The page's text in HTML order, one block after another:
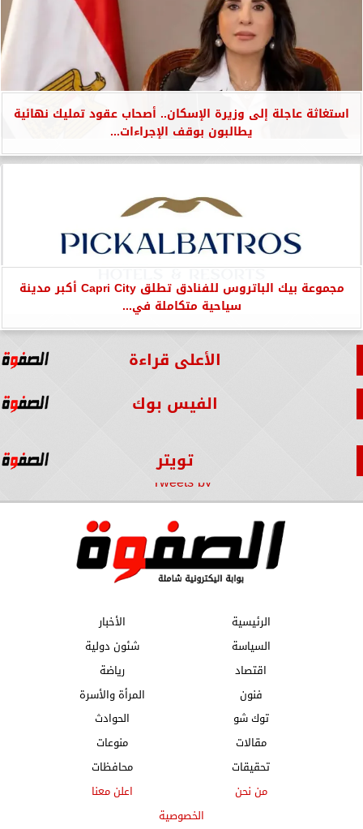
استغاثة عاجلة إلى وزيرة الإسكان.. أصحاب عقود تمليك نهائية
يطالبون بوقف الإجراءات...
مجموعة بيك الباتروس للفنادق تطلق Capri City أكبر مدينة
سياحية متكاملة في...
الأعلى قراءة
الفيس بوك
تويتر
Tweets by
الرئيسية
الأخبار
السياسة
شئون دولية
اقتصاد
رياضة
فنون
المرأة والأسرة
توك شو
الحوادث
مقالات
منوعات
تحقيقات
محافظات
من نحن
اعلن معنا
الخصوصية